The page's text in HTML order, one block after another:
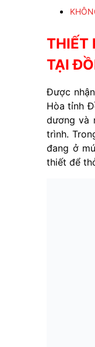
THIẾT
TẠI
Được
Hòa tỉnh
dương và
trình.
đang ở
thiết để